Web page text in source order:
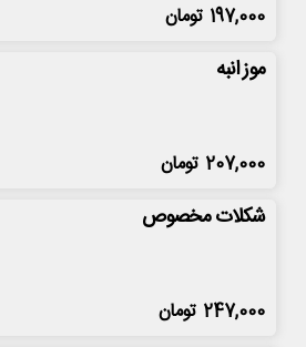
197,000 تومان
موز انبه
207,000 تومان
شکلات مخصوص
247,000 تومان